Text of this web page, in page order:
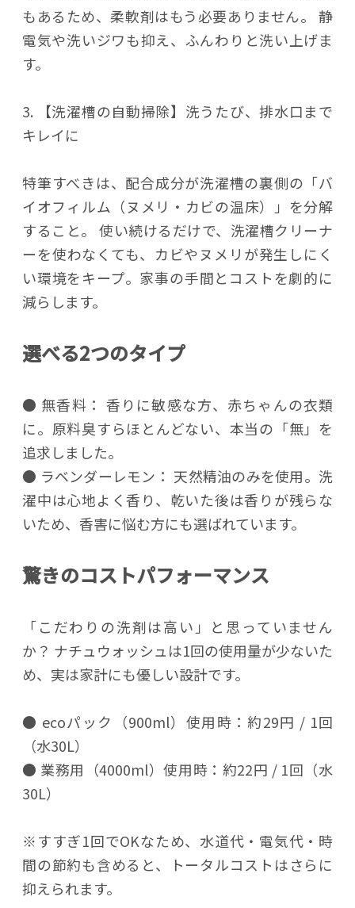
もあるため、柔軟剤はもう必要ありません。 静
電気や洗いジワも抑え、ふんわりと洗い上げま
す。
3. 【洗濯槽の自動掃除】洗うたび、排水口まで
キレイに
特筆すべきは、配合成分が洗濯槽の裏側の「バ
イオフィルム（ヌメリ・カビの温床）」を分解
すること。 使い続けるだけで、洗濯槽クリーナ
ーを使わなくても、カビやヌメリが発生しにく
い環境をキープ。家事の手間とコストを劇的に
減らします。
選べる2つのタイプ
● 無香料： 香りに敏感な方、赤ちゃんの衣類
に。原料臭すらほとんどない、本当の「無」を
追求しました。
● ラベンダーレモン： 天然精油のみを使用。洗
濯中は心地よく香り、乾いた後は香りが残らな
いため、香害に悩む方にも選ばれています。
驚きのコストパフォーマンス
「こだわりの洗剤は高い」と思っていません
か？ ナチュウォッシュは1回の使用量が少ないた
め、実は家計にも優しい設計です。
● ecoパック（900ml）使用時：約29円 / 1回
（水30L）
● 業務用（4000ml）使用時：約22円 / 1回（水
30L）
※すすぎ1回でOKなため、水道代・電気代・時
間の節約も含めると、トータルコストはさらに
抑えられます。